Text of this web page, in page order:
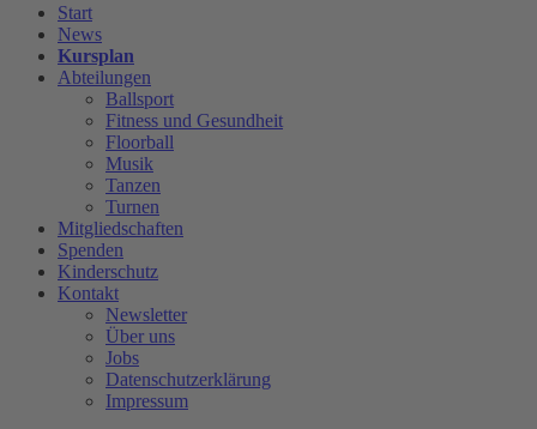
Start
News
Kursplan
Abteilungen
Ballsport
Fitness und Gesundheit
Floorball
Musik
Tanzen
Turnen
Mitgliedschaften
Spenden
Kinderschutz
Kontakt
Newsletter
Über uns
Jobs
Datenschutzerklärung
Impressum